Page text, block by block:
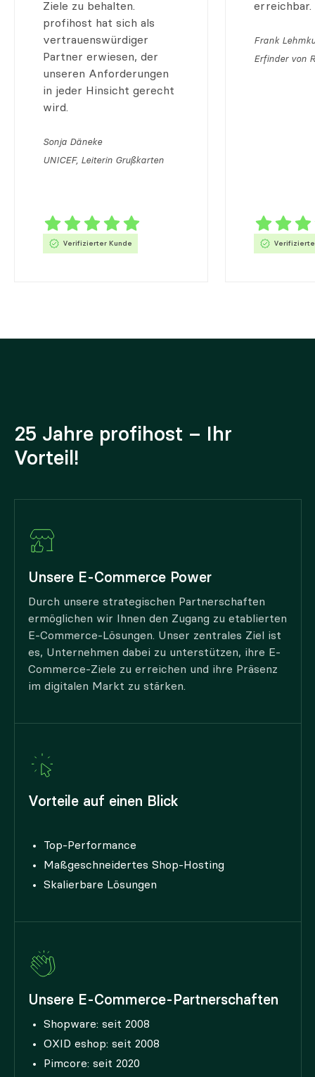
Ziele zu behalten.
profihost hat sich als
vertrauenswürdiger
Partner erwiesen, der
unseren Anforderungen
in jeder Hinsicht gerecht
wird.
Sonja Däneke
UNICEF, Leiterin Grußkarten
Verifizierter Kunde
erreichbar.
Frank
Erfinder von
25 Jahre profihost – Ihr
Vorteil!
Unsere E-Commerce Power
Durch unsere strategischen Partnerschaften
ermöglichen wir Ihnen den Zugang zu etablierten
E-Commerce-Lösungen. Unser zentrales Ziel ist
es, Unternehmen dabei zu unterstützen, ihre E-
Commerce-Ziele zu erreichen und ihre Präsenz
im digitalen Markt zu stärken.
Vorteile auf einen Blick
Top-Performance
Maßgeschneidertes Shop-Hosting
Skalierbare Lösungen
Unsere E-Commerce-Partnerschaften
Shopware: seit 2008
OXID eshop: seit 2008
Pimcore: seit 2020